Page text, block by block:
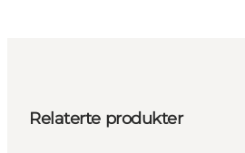
Relaterte produkter